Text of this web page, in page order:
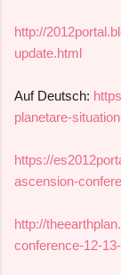
http://
update.html
Auf Deutsch:
planetare-
https://
ascension-
http://
conference-12-